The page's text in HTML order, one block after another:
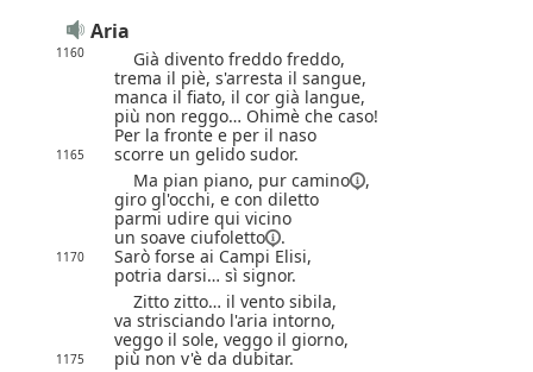
Aria
1160
Già divento freddo freddo,
trema il piè, s'arresta il sangue,
manca il fiato, il cor già langue,
più non reggo… Ohimè che caso!
Per la fronte e per il naso
1165
scorre un gelido sudor.
Ma pian piano, pur camino
,
giro gl'occhi, e con diletto
parmi udire qui vicino
un soave ciufoletto .
1170
Sarò forse ai Campi Elisi,
potria darsi… sì signor.
Zitto zitto… il vento sibila,
va strisciando l'aria intorno,
veggo il sole, veggo il giorno,
1175
più non v'è da dubitar.